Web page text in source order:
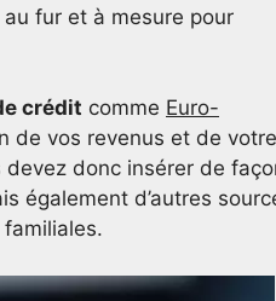
fur et à mesure pour
crédit comme Euro-
de vos revenus et de votre
devez donc insérer de
également d’autres